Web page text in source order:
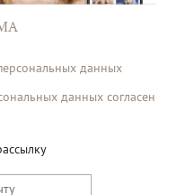
данных
данных согласен